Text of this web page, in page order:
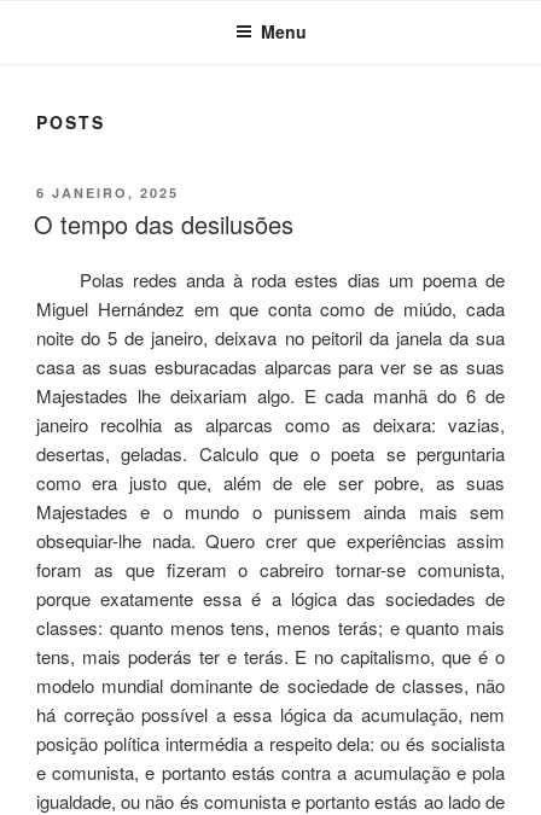
Menu
POSTS
POSTED
ON
6 JANEIRO, 2025
O tempo das desilusões
Polas redes anda à roda estes dias um poema de
Miguel Hernández em que conta como de miúdo, cada
noite do 5 de janeiro, deixava no peitoril da janela da sua
casa as suas esburacadas alparcas para ver se as suas
Majestades lhe deixariam algo. E cada manhã do 6 de
janeiro recolhia as alparcas como as deixara: vazias,
desertas, geladas. Calculo que o poeta se perguntaria
como era justo que, além de ele ser pobre, as suas
Majestades e o mundo o punissem ainda mais sem
obsequiar-lhe nada. Quero crer que experiências assim
foram as que fizeram o cabreiro tornar-se comunista,
porque exatamente essa é a lógica das sociedades de
classes: quanto menos tens, menos terás; e quanto mais
tens, mais poderás ter e terás. E no capitalismo, que é o
modelo mundial dominante de sociedade de classes, não
há correção possível a essa lógica da acumulação, nem
posição política intermédia a respeito dela: ou és socialista
e comunista, e portanto estás contra a acumulação e pola
igualdade, ou não és comunista e portanto estás ao lado de